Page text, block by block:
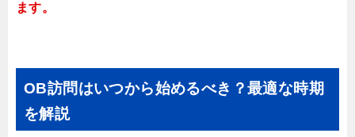
ます。
OB訪問はいつから始めるべき？最適な時期
を解説